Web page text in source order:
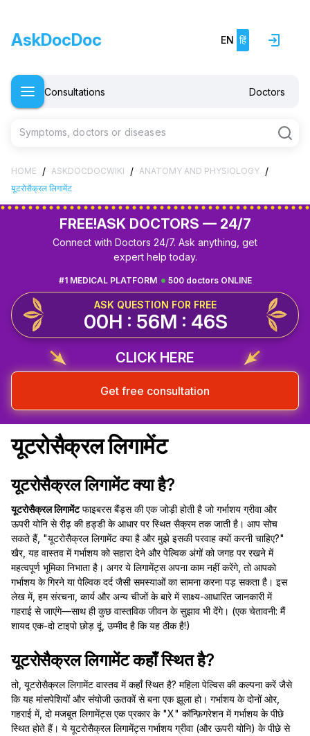
AskDocDoc EN हिं
Consultations Doctors
Symptoms, doctors or diseases
HOME / ASKDOCDOCWIKI / ANATOMY AND PHYSIOLOGY /
यूटरोसैक्रल लिगामेंट
FREE!ASK DOCTORS — 24/7
Connect with Doctors 24/7. Ask anything, get
expert help today.
500 doctors ONLINE
#1 MEDICAL PLATFORM
ASK QUESTION FOR FREE
00H : 56M : 45S
CLICK HERE
Get free consultation
यूटरोसैक्रल लिगामेंट
यूटरोसैक्रल लिगामेंट क्या है?
यूटरोसैक्रल लिगामेंटफाइबरस बैंड्स की एक जोड़ी होती है जो गर्भाशय ग्रीवा और
ऊपरी योनि से रीढ़ की हड्डी के आधार पर स्थित सैक्रम तक जाती है। आप सोच
सकते हैं, "यूटरोसैक्रल लिगामेंट क्या है और मुझे इसकी परवाह क्यों करनी चाहिए?"
खैर, यह वास्तव में गर्भाशय को सहारा देने और पेल्विक अंगों को जगह पर रखने में
महत्वपूर्ण भूमिका निभाता है। अगर ये लिगामेंट्स अपना काम नहीं करेंगे, तो आपको
गर्भाशय के गिरने या पेल्विक दर्द जैसी समस्याओं का सामना करना पड़ सकता है। इस
लेख में, हम संरचना, कार्य और अन्य चीजों के बारे में साक्ष्य-आधारित जानकारी में
गहराई से जाएंगे—साथ ही कुछ वास्तविक जीवन के सुझाव भी देंगे। (एक चेतावनी: मैं
शायद एक-दो टाइपो छोड़ दूं, उम्मीद है कि यह ठीक है!)
यूटरोसैक्रल लिगामेंट कहाँ स्थित है?
तो, यूटरोसैक्रल लिगामेंट वास्तव में कहाँ स्थित है? महिला पेल्विस की कल्पना करें जैसे
कि यह मांसपेशियों और संयोजी ऊतकों से बना एक झूला हो। गर्भाशय के दोनों ओर,
गहराई में, दो मजबूत लिगामेंट्स एक प्रकार के "X" कॉन्फ़िगरेशन में गर्भाशय के पीछे
स्थित होते हैं। ये यूटरोसैक्रल लिगामेंट्स गर्भाशय ग्रीवा (और ऊपरी योनि) के पीछे से